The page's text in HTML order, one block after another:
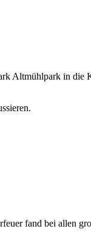
Altmühlpark in die
fand bei allen